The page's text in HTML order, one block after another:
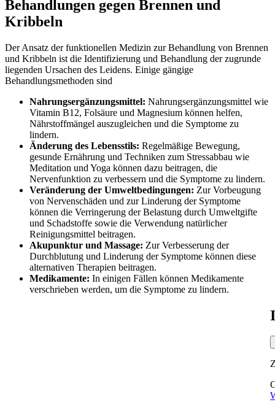
Behandlungen gegen Brennen und
Kribbeln
Der Ansatz der funktionellen Medizin zur Behandlung von Brennen
und Kribbeln ist die Identifizierung und Behandlung der zugrunde
liegenden Ursachen des Leidens. Einige gängige
Behandlungsmethoden sind
Nahrungsergänzungsmittel: Nahrungsergänzungsmittel wie
Vitamin B12, Folsäure und Magnesium können helfen,
Nährstoffmängel auszugleichen und die Symptome zu
lindern.
Änderung des Lebensstils: Regelmäßige Bewegung,
gesunde Ernährung und Techniken zum Stressabbau wie
Meditation und Yoga können dazu beitragen, die
Nervenfunktion zu verbessern und die Symptome zu lindern.
Veränderung der Umweltbedingungen: Zur Vorbeugung
von Nervenschäden und zur Linderung der Symptome
können die Verringerung der Belastung durch Umweltgifte
und Schadstoffe sowie die Verwendung natürlicher
Reinigungsmittel beitragen.
Akupunktur und Massage: Zur Verbesserung der
Durchblutung und Linderung der Symptome können diese
alternativen Therapien beitragen.
Medikamente: In einigen Fällen können Medikamente
verschrieben werden, um die Symptome zu lindern.